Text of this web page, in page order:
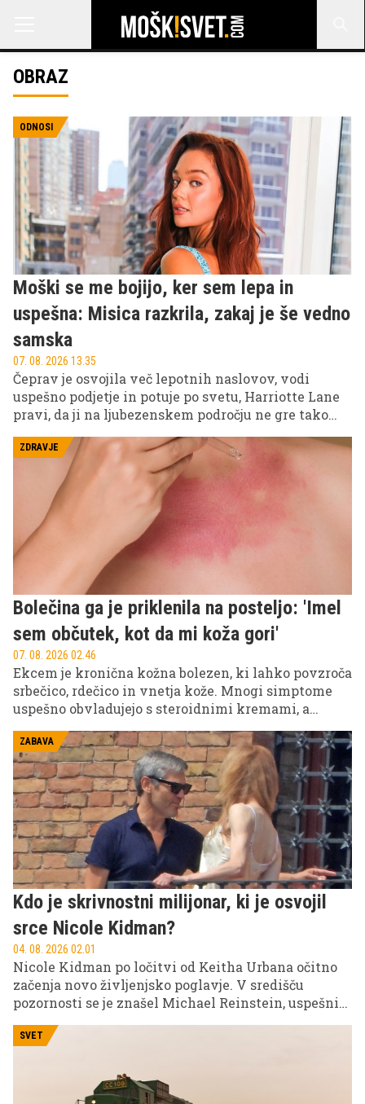
OBRAZ
ODNOSI
Moški se me bojijo, ker sem lepa in
uspešna: Misica razkrila, zakaj je še vedno
samska
07. 08. 2026 13.35
Čeprav je osvojila več lepotnih naslovov, vodi
uspešno podjetje in potuje po svetu, Harriotte Lane
pravi, da ji na ljubezenskem področju ne gre tako
mnoge moške odvrneta prav njen videz in uspešna
ZDRAVJE
Bolečina ga je priklenila na posteljo: 'Imel
sem občutek, kot da mi koža gori'
07. 08. 2026 02.46
Ekcem je kronična kožna bolezen, ki lahko povzroča
srbečico, rdečico in vnetja kože. Mnogi simptome
uspešno obvladujejo s steroidnimi kremami, a
zgodba 21-letnega Meilirja Rowlandsa opozarja tudi
na manj znano plat takšnega zdravljenja.
ZABAVA
Kdo je skrivnostni milijonar, ki je osvojil
srce Nicole Kidman?
04. 08. 2026 02.01
Nicole Kidman po ločitvi od Keitha Urbana očitno
začenja novo življenjsko poglavje. V središču
pozornosti se je znašel Michael Reinstein, uspešni
ameriški vlagatelj in ustanovitelj družbe Regent, ki
ga tuji mediji omenjajo kot moškega, ob katerem naj
SVET